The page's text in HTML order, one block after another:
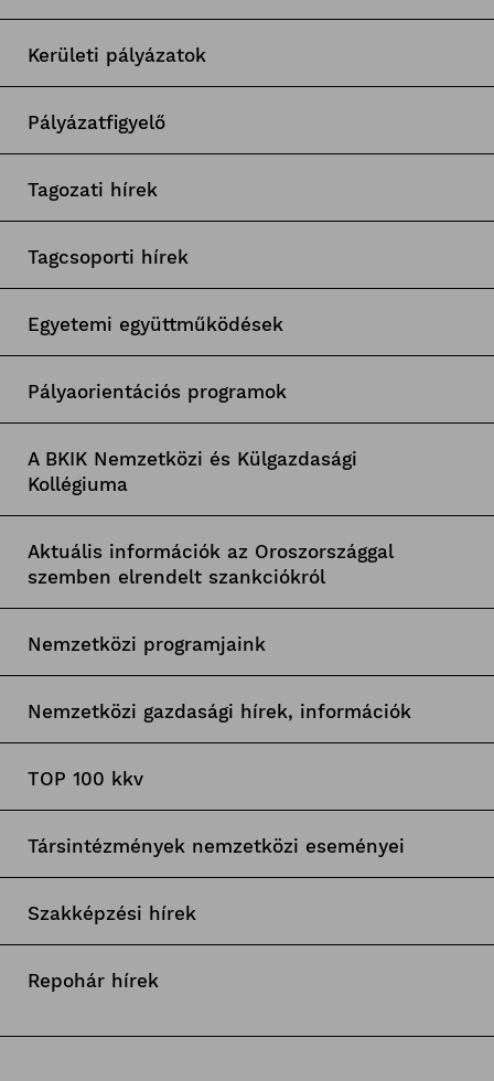
Kerületi pályázatok
Pályázatfigyelő
Tagozati hírek
Tagcsoporti hírek
Egyetemi együttműködések
Pályaorientációs programok
A BKIK Nemzetközi és Külgazdasági
Kollégiuma
Aktuális információk az Oroszországgal
szemben elrendelt szankciókról
Nemzetközi programjaink
Nemzetközi gazdasági hírek, információk
TOP 100 kkv
Társintézmények nemzetközi eseményei
Szakképzési hírek
Repohár hírek